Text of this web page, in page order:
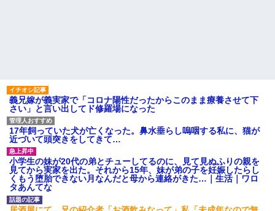
タ
後続車にクラクションを鳴ら
され彼氏が逆切れ。「何クラク
ション鳴らしてんだ！降りてこ
いよ！」と怒鳴りだし...
【衝撃】報酬100万円超の治験
募集がこちらｗｗｗｗｗ(※画像
あり)
【ネット騒然】惨殺されたタ
ワマン頂き女子のこの動画、す
げえええええｗｗｗｗｗｗｗｗ
ｗｗｗ
義兄嫁が義実家で「コロナ陽性だったからこのまま療養させて下
さい」と言い出してド修羅場になった
17年飼っていた犬が亡くなった。鼻水垂らし嗚咽する私に、猫が
近づいて頭突きをしてきて…
小学生の妹が20代の弟とチューしてるのに、見て見ぬふりの親を
見てから実家を出た。それから15年、妹が弟の子を妊娠したらし
くもう堕胎できない月なんだと母から連絡がきた…｜生活｜ワロ
タあんてな